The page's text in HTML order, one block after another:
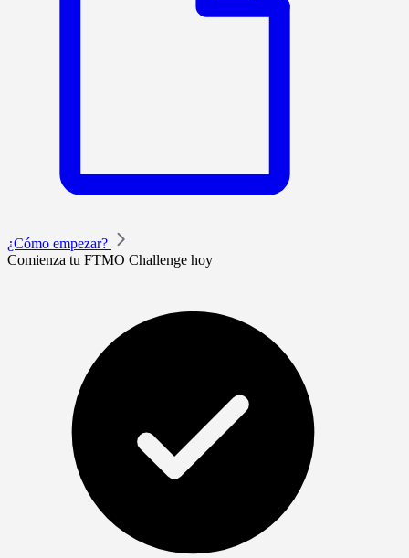
¿Cómo empezar?
Comienza tu FTMO Challenge hoy